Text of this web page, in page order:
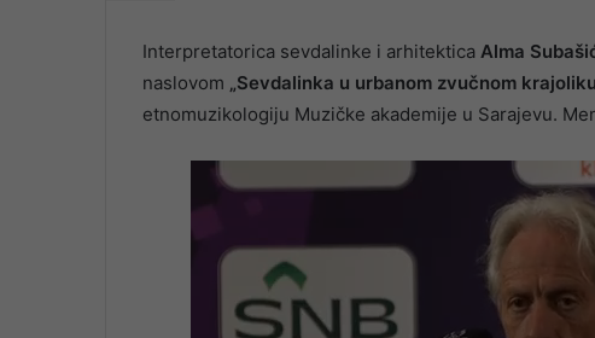
Interpretatorica sevdalinke i arhitektica Alma
naslovom „Sevdalinka u urbanom zvučnom
etnomuzikologiju Muzičke akademije u Sarajevu.